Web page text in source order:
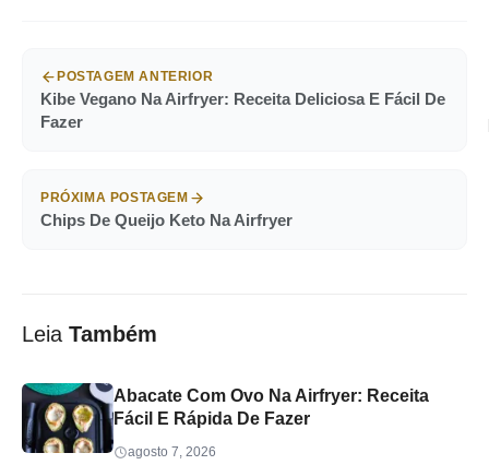
POSTAGEM ANTERIOR
Kibe Vegano Na Airfryer: Receita Deliciosa E Fácil De
Fazer
PRÓXIMA POSTAGEM
Chips De Queijo Keto Na Airfryer
Leia Também
Abacate Com Ovo Na Airfryer: Receita
Fácil E Rápida De Fazer
agosto 7, 2026